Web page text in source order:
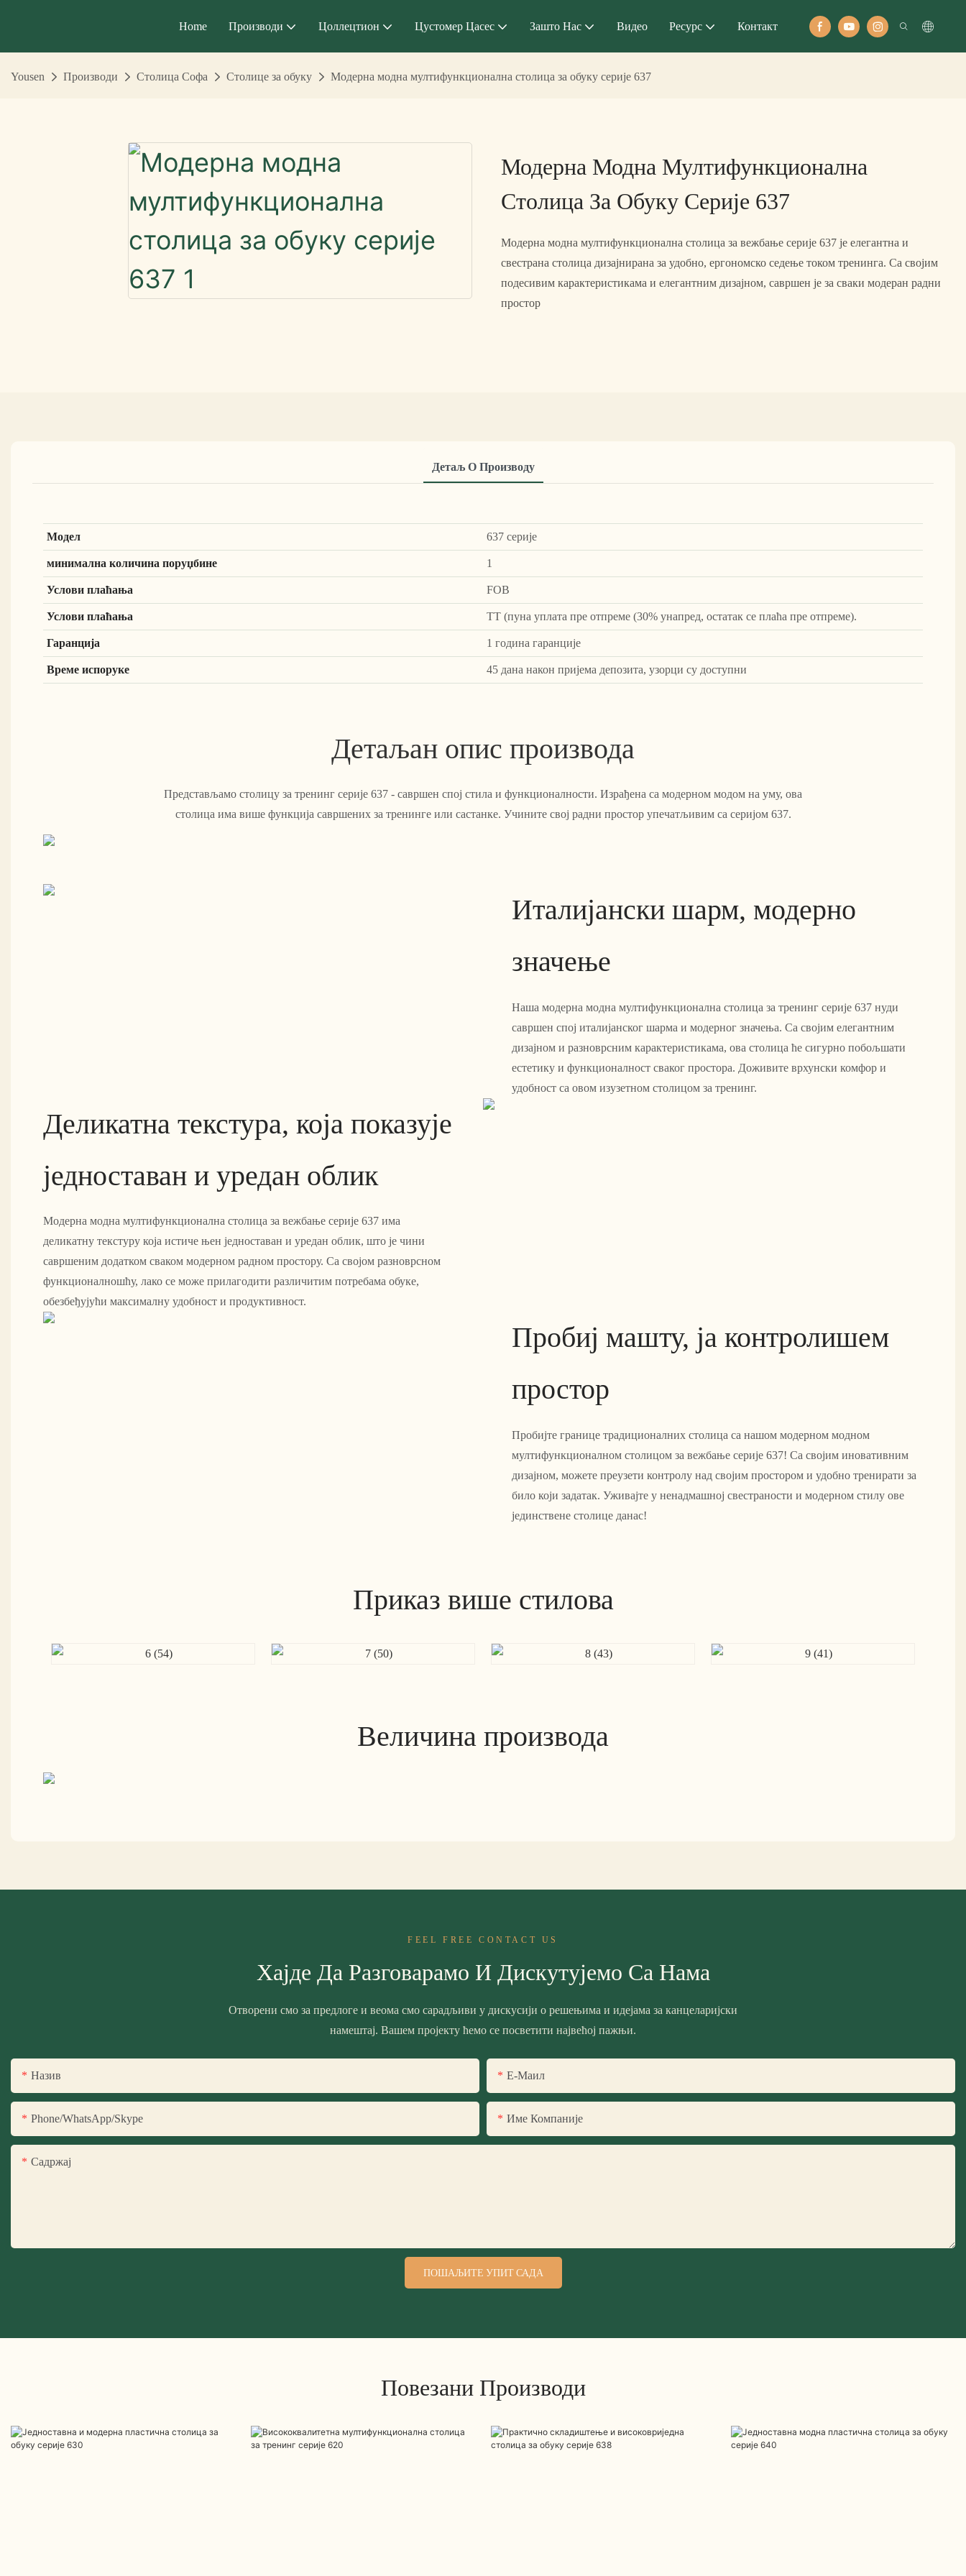
Home Производи Цоллецтион Цустомер Цасес Зашто Нас Видео Ресурс Контакт
Yousen Производи Столица Софа Столице за обуку Модерна модна мултифункционална столица за обуку серије 637
Модерна Модна Мултифункционална
Столица За Обуку Серије 637
Модерна модна мултифункционална столица за вежбање серије 637 је елегантна и
свестрана столица дизајнирана за удобно, ергономско седење током тренинга. Са својим
подесивим карактеристикама и елегантним дизајном, савршен је за сваки модеран радни
простор
Детаљ О Производу
Модел
637 серије
минимална количина поруџбине
1
Услови плаћања
FOB
Услови плаћања
ТТ (пуна уплата пре отпреме (30% унапред, остатак се плаћа пре отпреме).
Гаранција
1 година гаранције
Време испоруке
45 дана након пријема депозита, узорци су доступни
Детаљан опис производа
Представљамо столицу за тренинг серије 637 - савршен спој стила и функционалности. Израђена са модерном модом на уму, ова
столица има више функција савршених за тренинге или састанке. Учините свој радни простор упечатљивим са серијом 637.
Италијански шарм, модерно
значење
Наша модерна модна мултифункционална столица за тренинг серије 637 нуди
савршен спој италијанског шарма и модерног значења. Са својим елегантним
дизајном и разноврсним карактеристикама, ова столица ће сигурно побољшати
естетику и функционалност сваког простора. Доживите врхунски комфор и
удобност са овом изузетном столицом за тренинг.
Деликатна текстура, која показује
једноставан и уредан облик
Модерна модна мултифункционална столица за вежбање серије 637 има
деликатну текстуру која истиче њен једноставан и уредан облик, што је чини
савршеним додатком сваком модерном радном простору. Са својом разноврсном
функционалношћу, лако се може прилагодити различитим потребама обуке,
обезбеђујући максималну удобност и продуктивност.
Пробиј машту, ја контролишем
простор
Пробијте границе традиционалних столица са нашом модерном модном
мултифункционалном столицом за вежбање серије 637! Са својим иновативним
дизајном, можете преузети контролу над својим простором и удобно тренирати за
било који задатак. Уживајте у ненадмашној свестраности и модерном стилу ове
јединствене столице данас!
Приказ више стилова
Величина производа
FEEL FREE CONTACT US
Хајде Да Разговарамо И Дискутујемо Са Нама
Отворени смо за предлоге и веома смо сарадљиви у дискусији о решењима и идејама за канцеларијски
намештај. Вашем пројекту ћемо се посветити највећој пажњи.
Назив Е-Маил
Phone/WhatsApp/Skype Име Компаније
Садржај
ПОШАЉИТЕ УПИТ САДА
Повезани Производи